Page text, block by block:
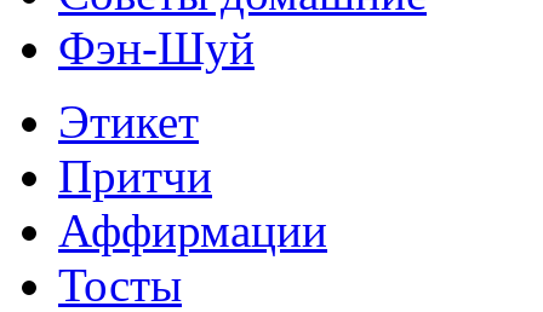
Фэн-Шуй
Этикет
Притчи
Аффирмации
Тосты